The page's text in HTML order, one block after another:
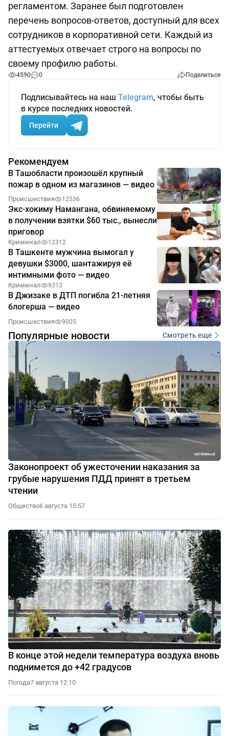
регламентом. Заранее был подготовлен
перечень вопросов-ответов, доступный для всех
сотрудников в корпоративной сети. Каждый из
аттестуемых отвечает строго на вопросы по
своему профилю работы.
4590 0 Поделиться
Подписывайтесь на наш Telegram, чтобы быть
в курсе последних новостей.
Перейти
Рекомендуем
В Ташобласти произошёл крупный
пожар в одном из магазинов — видео
Происшествия 12536
Экс-хокиму Намангана, обвиняемому
в получении взятки $60 тыс., вынесли
приговор
Криминал 12312
В Ташкенте мужчина вымогал у
девушки $3000, шантажируя её
интимными фото — видео
Криминал 9313
В Джизаке в ДТП погибла 21-летняя
блогерша — видео
Происшествия 9005
Популярные новости Смотреть еще
Законопроект об ужесточении наказания за
грубые нарушения ПДД принят в третьем
чтении
Общество6 августа 15:57
В конце этой недели температура воздуха вновь
поднимется до +42 градусов
Погода7 августа 12:10